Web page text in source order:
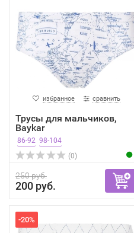
избранное сравнить
Трусы для мальчиков,
Baykar
86-92 98-104
(0)
250 руб.
200 руб.
-20%